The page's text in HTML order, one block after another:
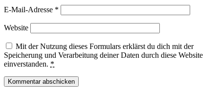
E-Mail-Adresse *
Website
Mit der Nutzung dieses Formulars erklärst du dich mit der
Speicherung und Verarbeitung deiner Daten durch diese Website
einverstanden. *